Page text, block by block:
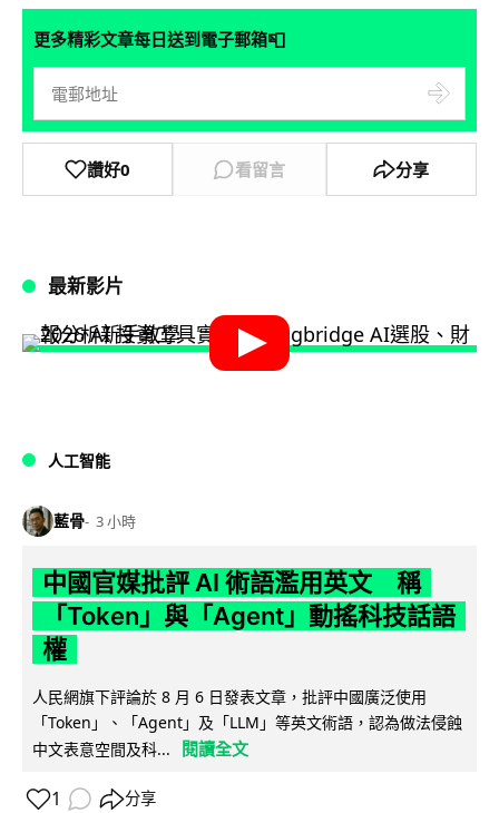
更多精彩文章每日送到電子郵箱📮
讚好0 看留言 分享
最新影片
人工智能
藍骨 3 小時
中國官媒批評 AI 術語濫用英文 稱
「Token」與「Agent」動搖科技話語
權
人民網旗下評論於 8 月 6 日發表文章，批評中國廣泛使用
「Token」、「Agent」及「LLM」等英文術語，認為做法侵蝕
中文表意空間及科...
閱讀全文
1 分享